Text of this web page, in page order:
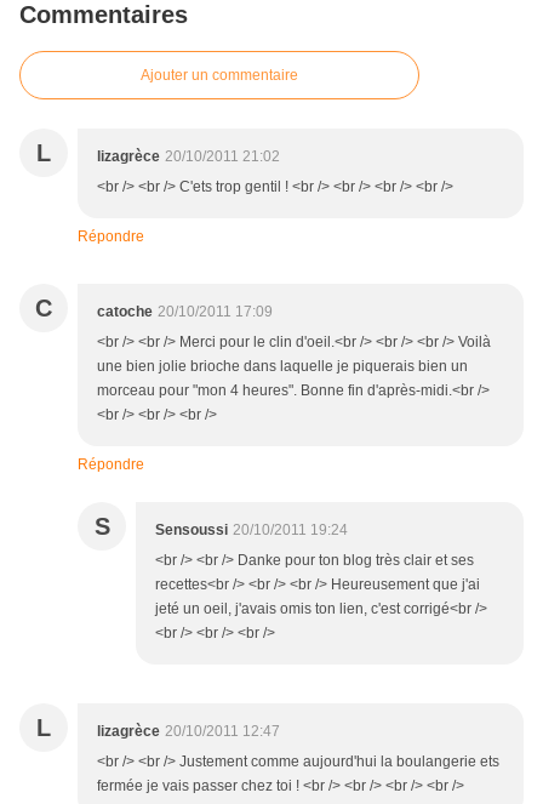
Commentaires
Ajouter un commentaire
L lizagrèce 20/10/2011 21:02
<br /> <br /> C'ets trop gentil ! <br /> <br /> <br /> <br />
Répondre
C catoche 20/10/2011 17:09
<br /> <br /> Merci pour le clin d'oeil.<br /> <br /> <br /> Voilà
une bien jolie brioche dans laquelle je piquerais bien un
morceau pour "mon 4 heures". Bonne fin d'après-midi.<br />
<br /> <br /> <br />
Répondre
S Sensoussi 20/10/2011 19:24
<br /> <br /> Danke pour ton blog très clair et ses
recettes<br /> <br /> <br /> Heureusement que j'ai
jeté un oeil, j'avais omis ton lien, c'est corrigé<br />
<br /> <br /> <br />
L lizagrèce 20/10/2011 12:47
<br /> <br /> Justement comme aujourd'hui la boulangerie ets
fermée je vais passer chez toi ! <br /> <br /> <br /> <br />